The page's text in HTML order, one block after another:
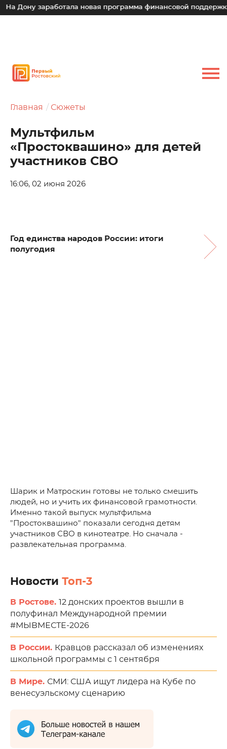
заработала новая программа финансовой поддержки для
Главная Сюжеты
Мультфильм
«Простоквашино» для детей
участников СВО
16:06, 02 июня 2026
Год единства народов России: итоги
полугодия
Шарик и Матроскин готовы не только смешить
людей, но и учить их финансовой грамотности.
Именно такой выпуск мультфильма
"Простоквашино" показали сегодня детям
участников СВО в кинотеатре. Но сначала -
развлекательная программа.
Новости Топ-3
В Ростове. 12 донских проектов вышли в
полуфинал Международной премии
#МЫВМЕСТЕ-2026
В России. Кравцов рассказал об изменениях
школьной программы с 1 сентября
В Мире. СМИ: США ищут лидера на Кубе по
венесуэльскому сценарию